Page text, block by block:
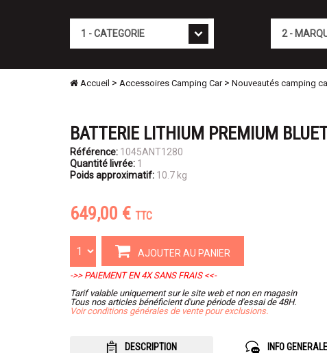
Accueil > Accessoires Camping Car> Nouveautés camping
BATTERIE LITHIUM PREMIUM
Référence: 1045ANT1280
Quantité livrée: 1
Poids approximatif: 10.7 kg
649,00 € TTC
AJOUTER AU PANIER
->> PAIEMENT EN 4X SANS FRAIS <<-
Tarif valable uniquement sur le site web et non en magasin
Tous nos articles bénéficient d'une période d'essai de 48H.
Voir conditions générales de vente pour exclusions.
DESCRIPTION INFO GENERALE